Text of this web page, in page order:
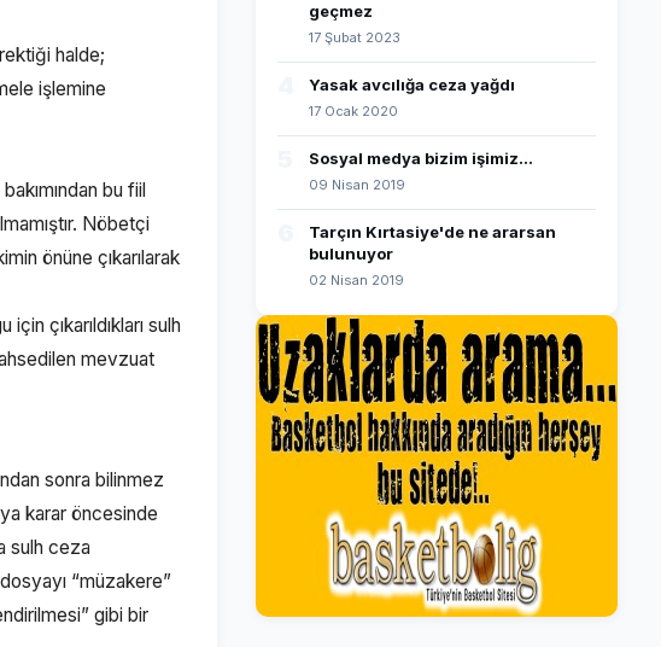
halde;
işlemine
bu fiil
Nöbetçi
önüne çıkarılarak
çıkarıldıkları sulh
mevzuat
sonra bilinmez
karar öncesinde
sulh ceza
“müzakere”
gibi bir
geçmez
17 Şubat 2023
Yasak avcılığa ceza yağdı
17 Ocak 2020
Sosyal medya bizim işimiz...
09 Nisan 2019
Tarçın Kırtasiye'de ne ararsan
bulunuyor
02 Nisan 2019